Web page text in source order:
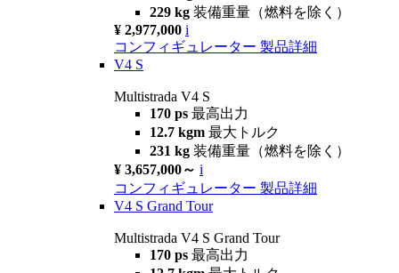
229 kg 装備重量（燃料を除く）
¥ 2,977,000 i
コンフィギュレーター 製品詳細
V4 S
Multistrada V4 S
170 ps 最高出力
12.7 kgm 最大トルク
231 kg 装備重量（燃料を除く）
¥ 3,657,000～ i
コンフィギュレーター 製品詳細
V4 S Grand Tour
Multistrada V4 S Grand Tour
170 ps 最高出力